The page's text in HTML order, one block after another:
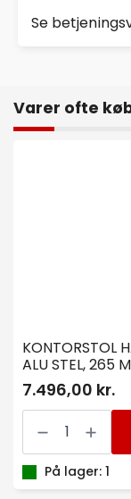
Se
Varer ofte
KONTORSTOL
ALU STEL, 265
7.496,00 kr.
KONTORSTOL
HÅG
8106
SORT
SELECT,
På lager: 1